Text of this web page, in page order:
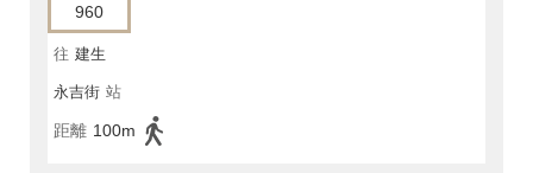
960
往 建生
永吉街 站
距離 100m